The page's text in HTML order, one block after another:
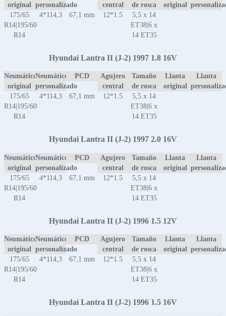
original
personalizado
central
de rosca
original
175/65
R14|195/60
R14
4*114,3 67,1 mm 12*1.5
5,5 x 14
ET38|6 x
14 ET35
Hyundai Lantra II (J-2) 1997 1.8 16V
Neumático
original
Neumático
personalizado
PCD
Agujero
central
Tamaño
de rosca
Llanta
original
Llanta
175/65
R14|195/60
R14
4*114,3 67,1 mm 12*1.5
5,5 x 14
ET38|6 x
14 ET35
Hyundai Lantra II (J-2) 1997 2.0 16V
Neumático
original
Neumático
personalizado
PCD
Agujero
central
Tamaño
de rosca
Llanta
original
Llanta
175/65
R14|195/60
R14
4*114,3 67,1 mm 12*1.5
5,5 x 14
ET38|6 x
14 ET35
Hyundai Lantra II (J-2) 1996 1.5 12V
Neumático
original
Neumático
personalizado
PCD
Agujero
central
Tamaño
de rosca
Llanta
original
Llanta
175/65
R14|195/60
R14
4*114,3 67,1 mm 12*1.5
5,5 x 14
ET38|6 x
14 ET35
Hyundai Lantra II (J-2) 1996 1.5 16V